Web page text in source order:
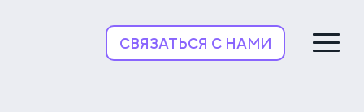
СВЯЗАТЬСЯ С НАМИ